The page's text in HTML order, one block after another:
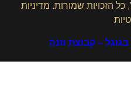
מדיניות
– קבוצת וזנה